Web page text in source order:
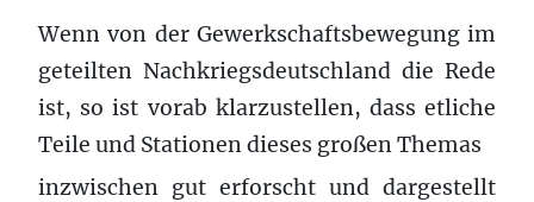
Wenn von der Gewerkschaftsbewegung im
geteilten Nachkriegsdeutschland die Rede
ist, so ist vorab klarzustellen, dass etliche
Teile und Stationen dieses großen Themas
inzwischen gut erforscht und dargestellt